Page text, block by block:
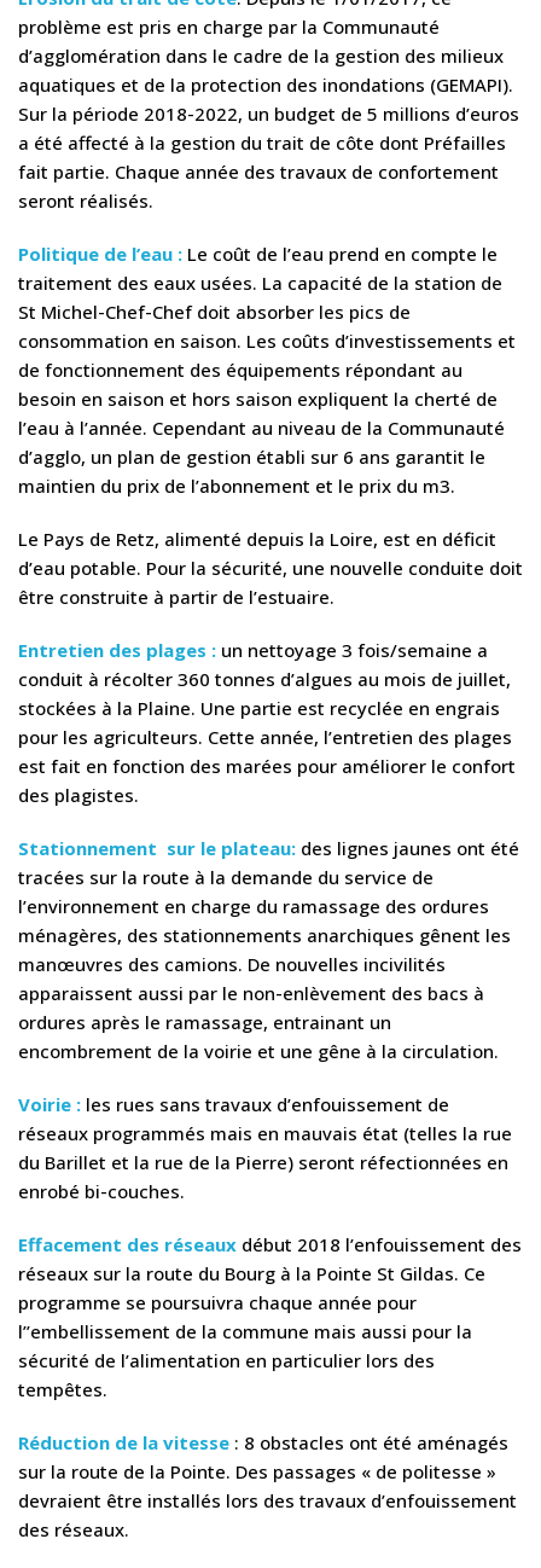
problème est pris en charge par la Communauté
d’agglomération dans le cadre de la gestion des milieux
aquatiques et de la protection des inondations (GEMAPI).
Sur la période 2018-2022, un budget de 5 millions d’euros
a été affecté à la gestion du trait de côte dont Préfailles
fait partie. Chaque année des travaux de confortement
seront réalisés.
Politique de l’eau : Le coût de l’eau prend en compte le
traitement des eaux usées. La capacité de la station de
St Michel-Chef-Chef doit absorber les pics de
consommation en saison. Les coûts d’investissements et
de fonctionnement des équipements répondant au
besoin en saison et hors saison expliquent la cherté de
l’eau à l’année. Cependant au niveau de la Communauté
d’agglo, un plan de gestion établi sur 6 ans garantit le
maintien du prix de l’abonnement et le prix du m3.
Le Pays de Retz, alimenté depuis la Loire, est en déficit
d’eau potable. Pour la sécurité, une nouvelle conduite doit
être construite à partir de l’estuaire.
Entretien des plages : un nettoyage 3 fois/semaine a
conduit à récolter 360 tonnes d’algues au mois de juillet,
stockées à la Plaine. Une partie est recyclée en engrais
pour les agriculteurs. Cette année, l’entretien des plages
est fait en fonction des marées pour améliorer le confort
des plagistes.
Stationnement sur le plateau: des lignes jaunes ont été
tracées sur la route à la demande du service de
l’environnement en charge du ramassage des ordures
ménagères, des stationnements anarchiques gênent les
manœuvres des camions. De nouvelles incivilités
apparaissent aussi par le non-enlèvement des bacs à
ordures après le ramassage, entrainant un
encombrement de la voirie et une gêne à la circulation.
Voirie : les rues sans travaux d’enfouissement de
réseaux programmés mais en mauvais état (telles la rue
du Barillet et la rue de la Pierre) seront réfectionnées en
enrobé bi-couches.
Effacement des réseaux début 2018 l’enfouissement des
réseaux sur la route du Bourg à la Pointe St Gildas. Ce
programme se poursuivra chaque année pour
l’’embellissement de la commune mais aussi pour la
sécurité de l’alimentation en particulier lors des
tempêtes.
Réduction de la vitesse : 8 obstacles ont été aménagés
sur la route de la Pointe. Des passages « de politesse »
devraient être installés lors des travaux d’enfouissement
des réseaux.